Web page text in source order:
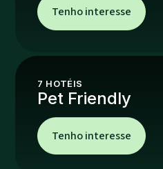
Tenho interesse
7 HOTÉIS
Pet Friendly
Tenho interesse